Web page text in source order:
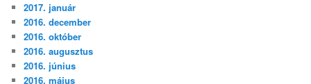
2017. január
2016. december
2016. október
2016. augusztus
2016. június
2016. május